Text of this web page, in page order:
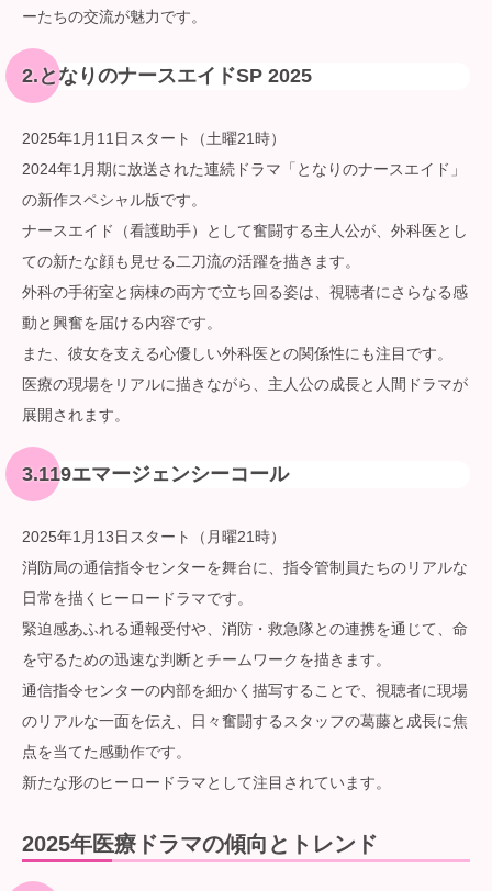
ーたちの交流が魅力です。
2.となりのナースエイドSP 2025
2025年1月11日スタート（土曜21時）
2024年1月期に放送された連続ドラマ「となりのナースエイド」
の新作スペシャル版です。
ナースエイド（看護助手）として奮闘する主人公が、外科医とし
ての新たな顔も見せる二刀流の活躍を描きます。
外科の手術室と病棟の両方で立ち回る姿は、視聴者にさらなる感
動と興奮を届ける内容です。
また、彼女を支える心優しい外科医との関係性にも注目です。
医療の現場をリアルに描きながら、主人公の成長と人間ドラマが
展開されます。
3.119エマージェンシーコール
2025年1月13日スタート（月曜21時）
消防局の通信指令センターを舞台に、指令管制員たちのリアルな
日常を描くヒーロードラマです。
緊迫感あふれる通報受付や、消防・救急隊との連携を通じて、命
を守るための迅速な判断とチームワークを描きます。
通信指令センターの内部を細かく描写することで、視聴者に現場
のリアルな一面を伝え、日々奮闘するスタッフの葛藤と成長に焦
点を当てた感動作です。
新たな形のヒーロードラマとして注目されています。
2025年医療ドラマの傾向とトレンド